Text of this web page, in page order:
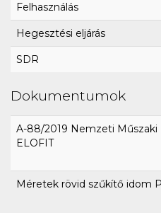
Felhasználás
Hegesztési eljárás
SDR
Dokumentumok
A-88/2019 Nemzeti Műszaki
ELOFIT
Méretek rövid szűkítő idom